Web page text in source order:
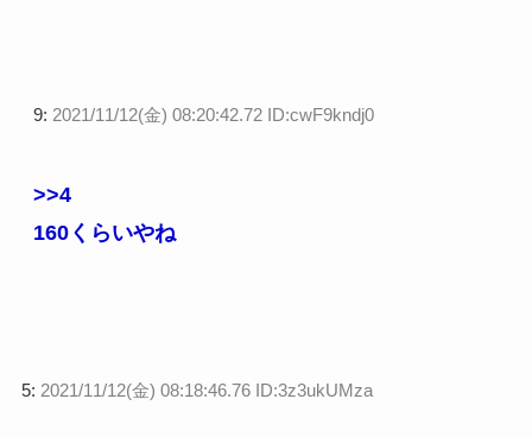
9: 2021/11/12(金) 08:20:42.72 ID:cwF9kndj0
>>4
160くらいやね
5: 2021/11/12(金) 08:18:46.76 ID:3z3ukUMza